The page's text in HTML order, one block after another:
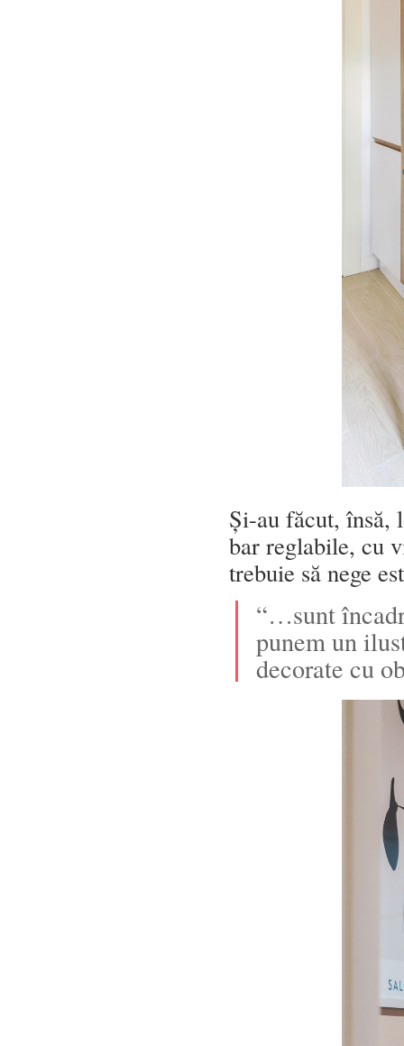
Și-au făcut, însă,
bar reglabile, cu
trebuie să nege
“…sunt
punem un
decorate cu